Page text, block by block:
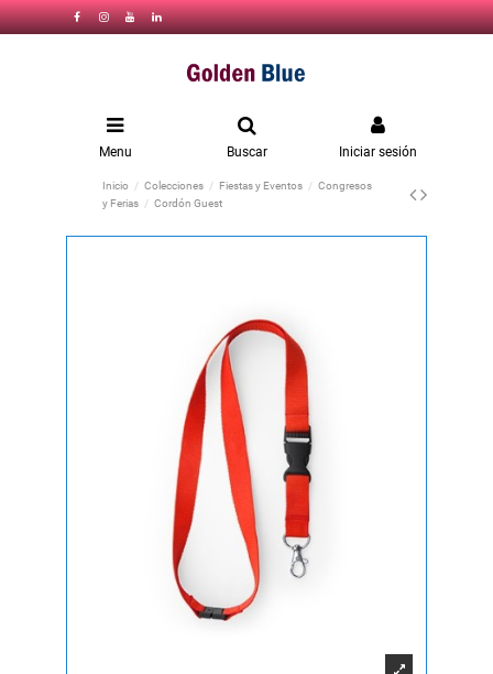
Menu Buscar Iniciar sesión
Inicio Colecciones Fiestas y Eventos
Congresos
y Ferias
Cordón Guest